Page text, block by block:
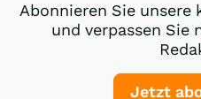
Abonnieren Sie
und verpassen Sie
Jetzt